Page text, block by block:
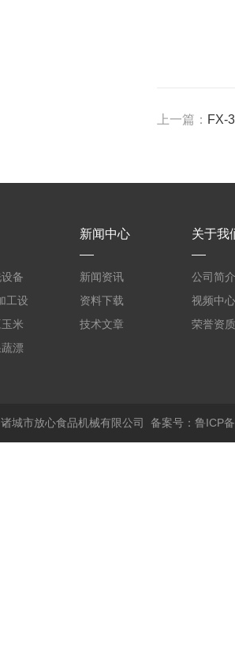
上一篇： FX-
备
工设
米
漂
新闻中心
新闻资讯
资料下载
技术文章
关于我
公司简介
视频中心
荣誉资质
城市放心食品机械有限公司 备案号：鲁ICP